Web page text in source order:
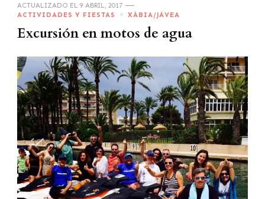
ACTUALIZADO EL 9 ABRIL, 2017
ACTIVIDADES Y FIESTAS
XÀBIA/JÁVEA
Excursión en motos de agua